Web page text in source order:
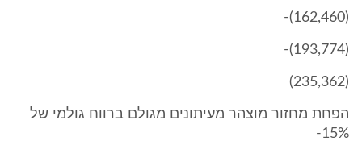
(162,460)-
(193,774)-
(235,362)
הפחת מחזור מוצהר מעיתונים מגולם ברווח גולמי של
15%-